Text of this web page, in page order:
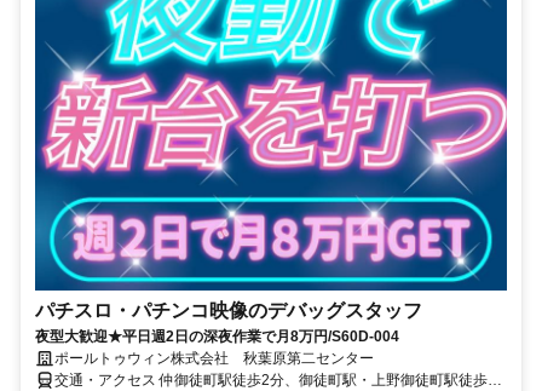
パチスロ・パチンコ映像のデバッグスタッフ
夜型大歓迎★平日週2日の深夜作業で月8万円/S60D-004
ポールトゥウィン株式会社 秋葉原第二センター
交通・アクセス 仲御徒町駅徒歩2分、御徒町駅・上野御徒町駅徒歩3